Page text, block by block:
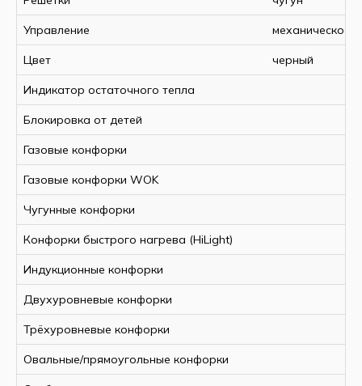
Управление механическое
Цвет черный
Индикатор остаточного тепла
Блокировка от детей
Газовые конфорки
Газовые конфорки WOK
Чугунные конфорки
Конфорки быстрого нагрева (HiLight)
Индукционные конфорки
Двухуровневые конфорки
Трёхуровневые конфорки
Овальные/прямоугольные конфорки